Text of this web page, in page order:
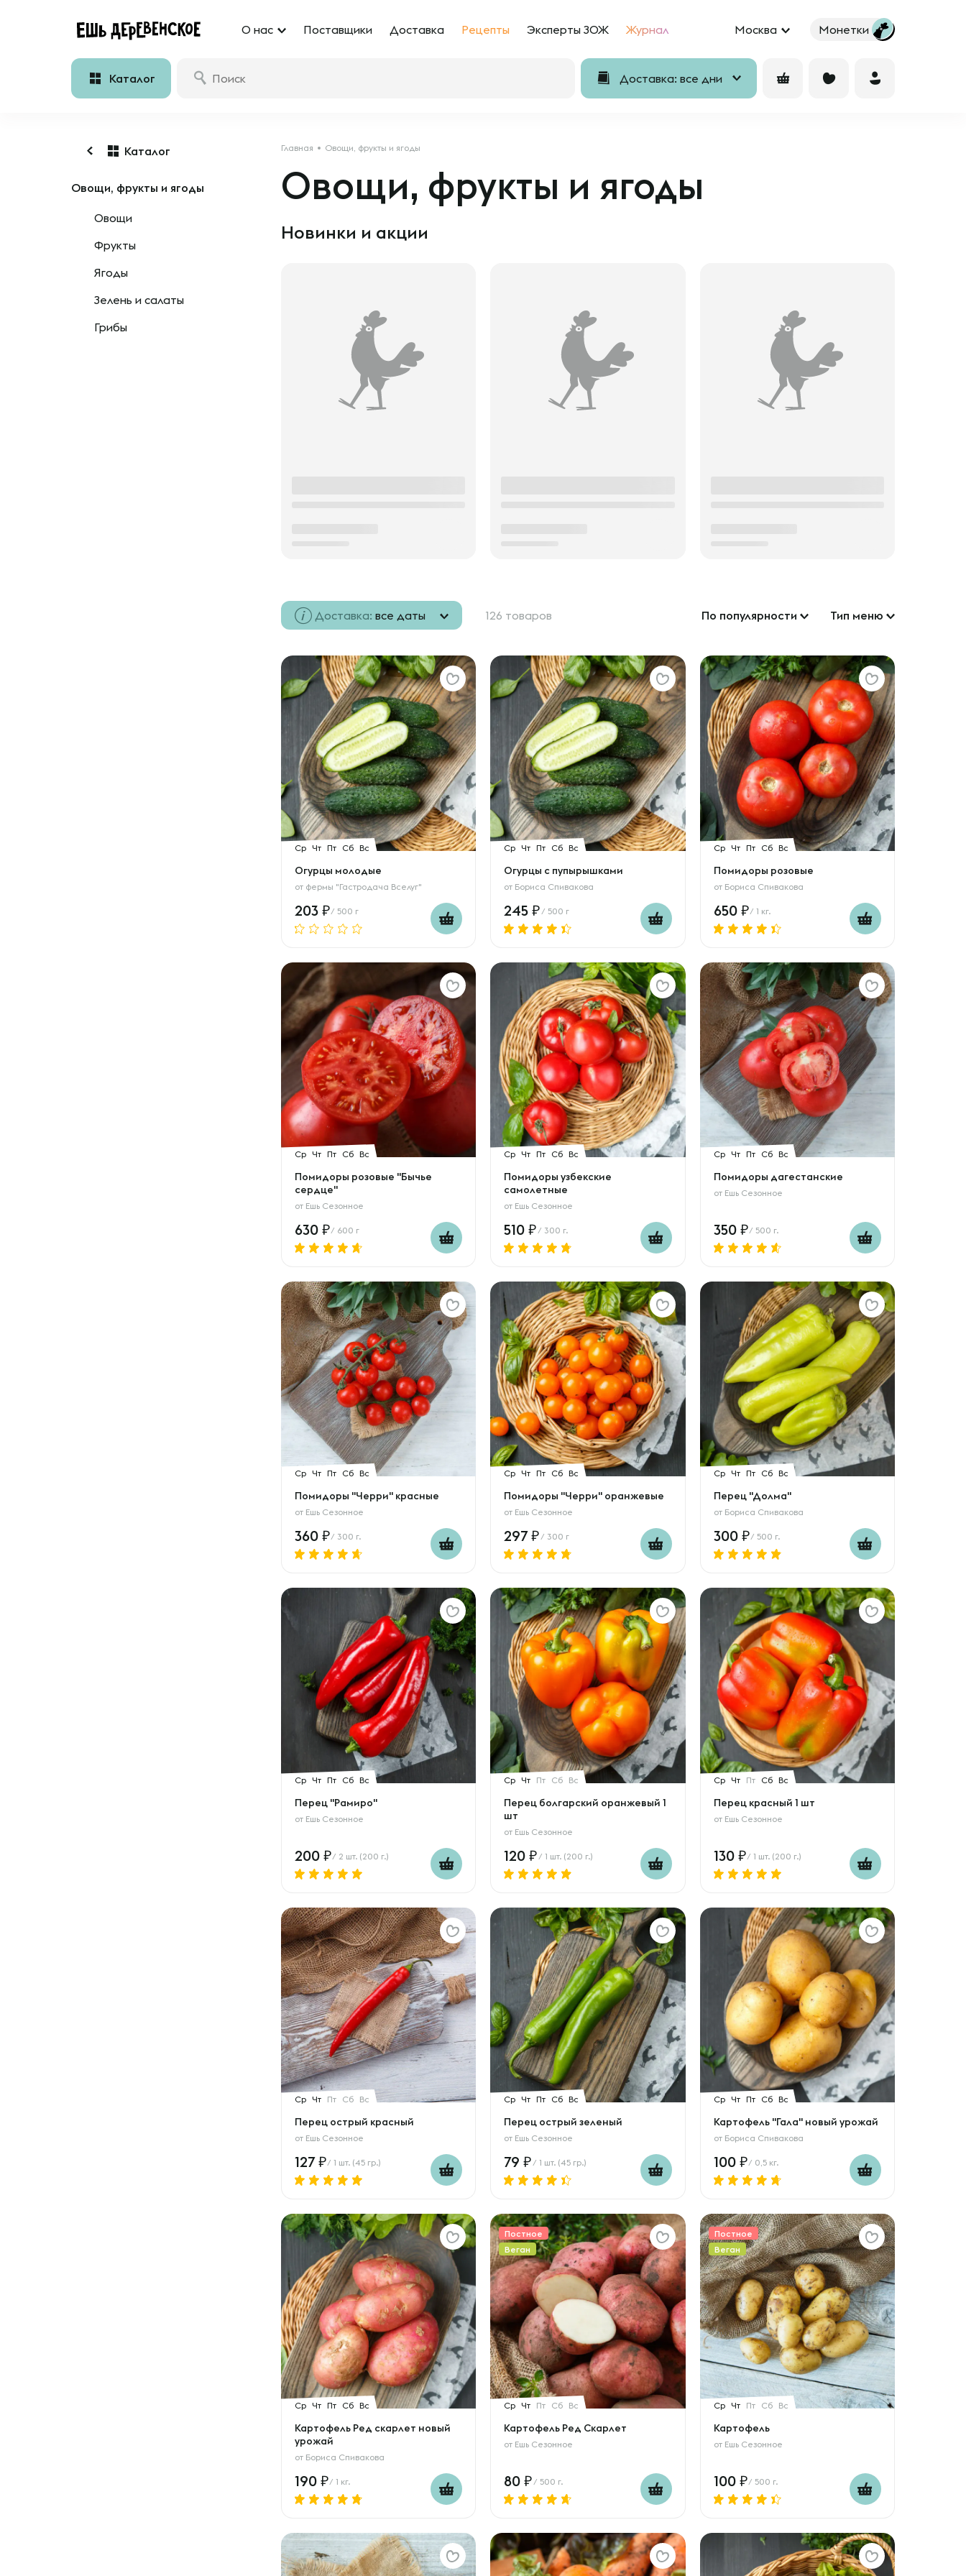
О нас Поставщики Доставка Рецепты Эксперты ЗОЖ Журнал Москва Монетки
Каталог Доставка: все дни
Каталог
Овощи, фрукты и ягоды
Овощи
Фрукты
Ягоды
Зелень и салаты
Грибы
Главная Овощи, фрукты и ягоды
Овощи, фрукты и ягоды
Новинки и акции
Доставка: все даты 126 товаров По популярности Тип меню
Ср Чт Пт Сб Вс
Огурцы молодые
от фермы "Гастродача Вселуг"
203 / 500 г
Ср Чт Пт Сб Вс
Огурцы с пупырышками
от Бориса Спивакова
245 / 500 г
Ср Чт Пт Сб Вс
Помидоры розовые
от Бориса Спивакова
650 / 1 кг.
Ср Чт Пт Сб Вс
Помидоры розовые "Бычье
сердце"
от Ешь Сезонное
630 / 600 г
Ср Чт Пт Сб Вс
Помидоры узбекские
самолетные
от Ешь Сезонное
510 / 300 г.
Ср Чт Пт Сб Вс
Помидоры дагестанские
от Ешь Сезонное
350 / 500 г.
Ср Чт Пт Сб Вс
Помидоры "Черри" красные
от Ешь Сезонное
360 / 300 г.
Ср Чт Пт Сб Вс
Помидоры "Черри" оранжевые
от Ешь Сезонное
297 / 300 г
Ср Чт Пт Сб Вс
Перец "Долма"
от Бориса Спивакова
300 / 500 г.
Ср Чт Пт Сб Вс
Перец "Рамиро"
от Ешь Сезонное
200 / 2 шт. (200 г.)
Ср Чт Пт Сб Вс
Перец болгарский оранжевый 1
шт
от Ешь Сезонное
120 / 1 шт. (200 г.)
Ср Чт Пт Сб Вс
Перец красный 1 шт
от Ешь Сезонное
130 / 1 шт. (200 г.)
Ср Чт Пт Сб Вс
Перец острый красный
от Ешь Сезонное
127 / 1 шт. (45 гр.)
Ср Чт Пт Сб Вс
Перец острый зеленый
от Ешь Сезонное
79 / 1 шт. (45 гр.)
Ср Чт Пт Сб Вс
Картофель "Гала" новый урожай
от Бориса Спивакова
100 / 0,5 кг.
Ср Чт Пт Сб Вс
Картофель Ред скарлет новый
урожай
от Бориса Спивакова
190 / 1 кг.
Постное
Веган
Ср Чт Пт Сб Вс
Картофель Ред Скарлет
от Ешь Сезонное
80 / 500 г.
Постное
Веган
Ср Чт Пт Сб Вс
Картофель
от Ешь Сезонное
100 / 500 г.